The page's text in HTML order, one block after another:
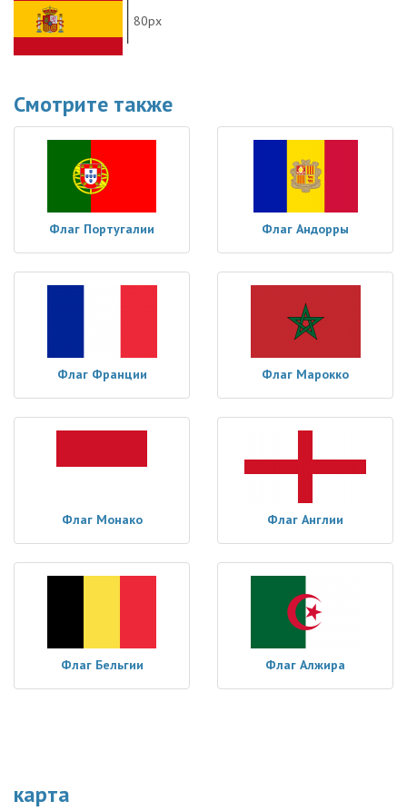
80px
Смотрите также
Флаг Португалии Флаг Андорры
Флаг Франции Флаг Марокко
Флаг Монако Флаг Англии
Флаг Бельгии Флаг Алжира
карта